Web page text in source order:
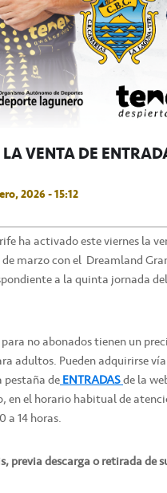
VENTA DE
2026 - 15:12
ha activado este viernes la
de marzo con el Dreamland
a la quinta jornada del
no abonados tienen un
adultos. Pueden adquirirse
pestaña deENTRADASde la
en el horario habitual de
a 14 horas.
previa descarga o retirada de